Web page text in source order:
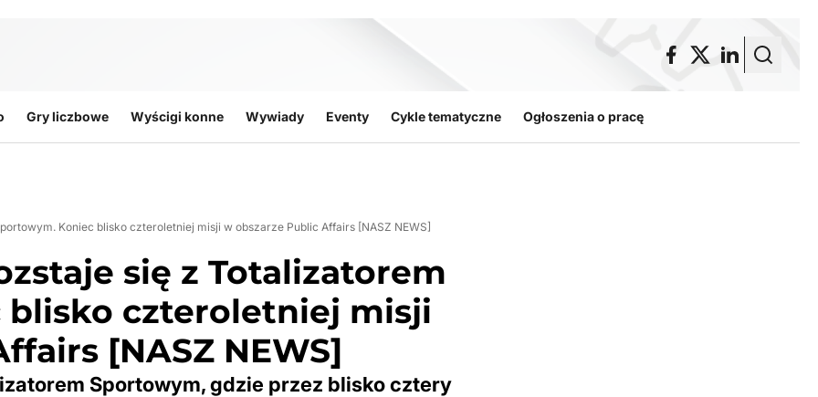
Gry liczbowe Wyścigi konne Wywiady Eventy Cykle tematyczne Ogłoszenia o pracę
Koniec blisko czteroletniej misji w obszarze Public Affairs [NASZ NEWS]
się z Totalizatorem
blisko czteroletniej misji
[NASZ NEWS]
Sportowym, gdzie przez blisko cztery